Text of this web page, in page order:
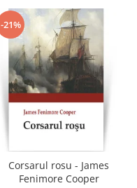
-21%
Corsarul rosu - James
Fenimore Cooper